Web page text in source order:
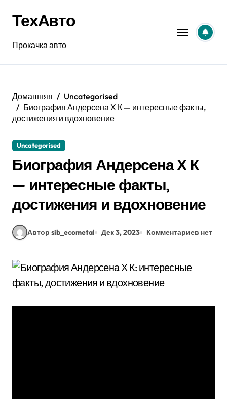
содержанию
ТехАвто
Прокачка авто
Домашняя
Uncategorised
Биография Андерсена Х К — интересные факты,
достижения и вдохновение
Uncategorised
Биография Андерсена Х К
— интересные факты,
достижения и вдохновение
Автор sib_ecometal Дек 3, 2023 Комментариев нет